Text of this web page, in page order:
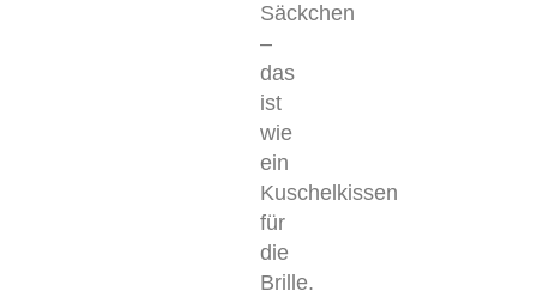
Säckchen
–
das
ist
wie
ein
Kuschelkissen
für
die
Brille.